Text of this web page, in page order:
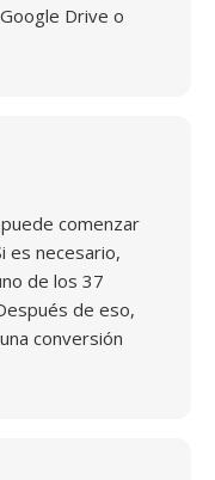
Drive o
comenzar
es necesario,
de los 37
de eso,
conversión